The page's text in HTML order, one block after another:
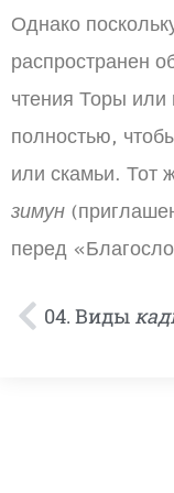
Однако
распространен
чтения Торы
полностью,
или скамьи. Тот
зимун
перед
04. Виды